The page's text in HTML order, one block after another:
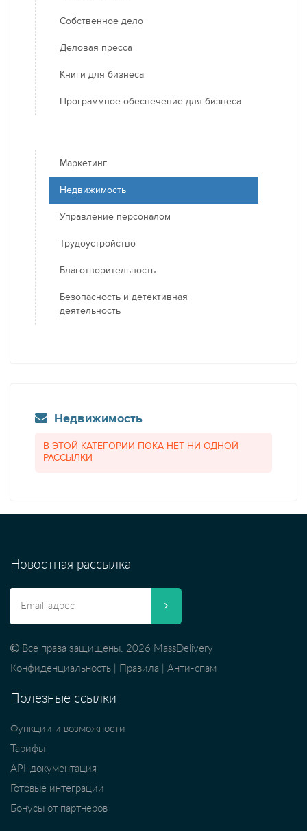
Собственное дело
Деловая пресса
Книги для бизнеса
Программное обеспечение для бизнеса
Маркетинг
Недвижимость
Управление персоналом
Трудоустройство
Благотворительность
Безопасность и детективная
деятельность
Недвижимость
В ЭТОЙ КАТЕГОРИИ ПОКА НЕТ НИ ОДНОЙ
РАССЫЛКИ
Новостная рассылка
Все права защищены. 2026 MassDelivery
Конфиденциальность
Правила Анти-спам
Полезные ссылки
Функции и возможности
Тарифы
API-документация
Готовые интеграции
Бонусы от партнеров